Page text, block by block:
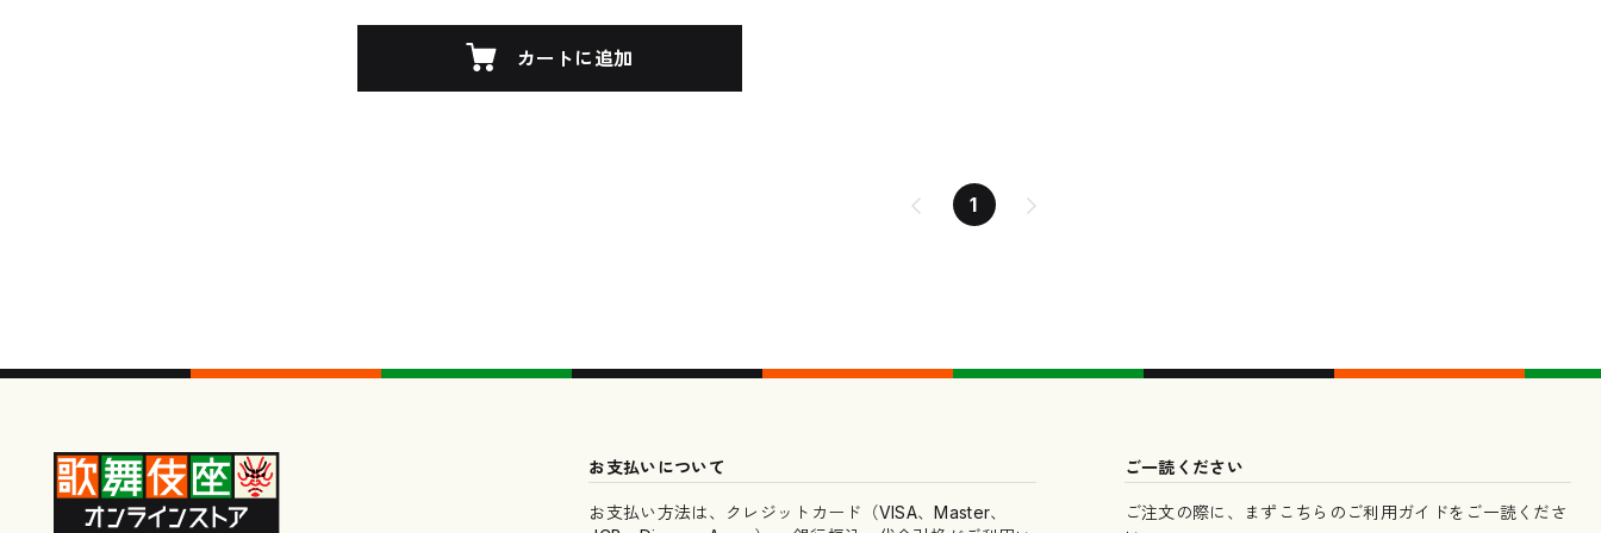
カートに追加
1
お支払いについて
お支払い方法は、クレジットカード（VISA、Master、
ご一読ください
ご注文の際に、まずこちらのご利用ガイドをご一読くださ